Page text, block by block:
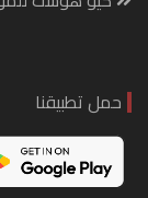
حمل تطبيقنا